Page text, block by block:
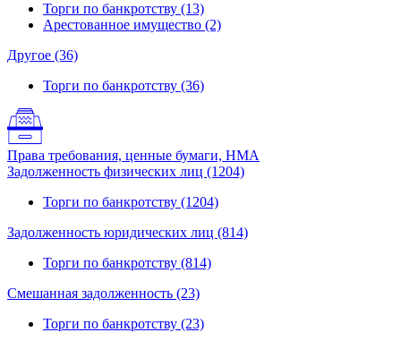
Торги по банкротству (13)
Арестованное имущество (2)
Другое (36)
Торги по банкротству (36)
Права требования, ценные бумаги, НМА
Задолженность физических лиц (1204)
Торги по банкротству (1204)
Задолженность юридических лиц (814)
Торги по банкротству (814)
Смешанная задолженность (23)
Торги по банкротству (23)